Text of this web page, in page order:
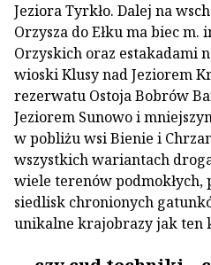
Jeziora Tyrkło. Dalej na
Orzysza do Ełku ma biec m.
Orzyskich oraz estakadami
wioski Klusy nad Jeziorem
rezerwatu Ostoja Bobrów
Jeziorem Sunowo i
w pobliżu wsi Bienie i
wszystkich wariantach
wiele terenów
siedlisk chronionych
unikalne krajobrazy jak ten